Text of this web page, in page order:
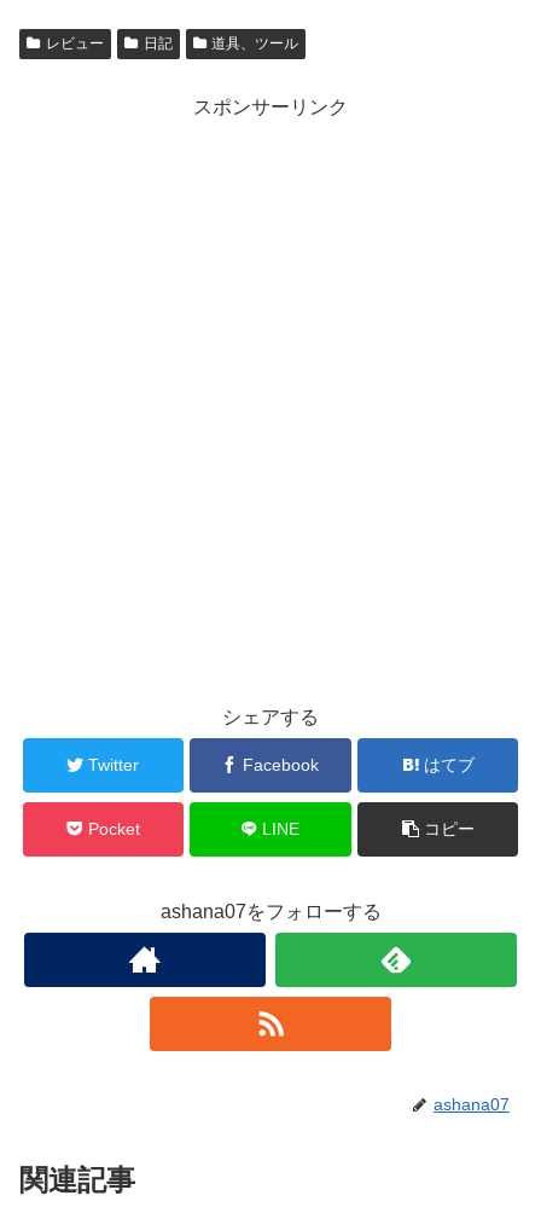
レビュー 日記 道具、ツール
スポンサーリンク
シェアする
Twitter Facebook はてブ
Pocket LINE コピー
ashana07をフォローする
ashana07
関連記事